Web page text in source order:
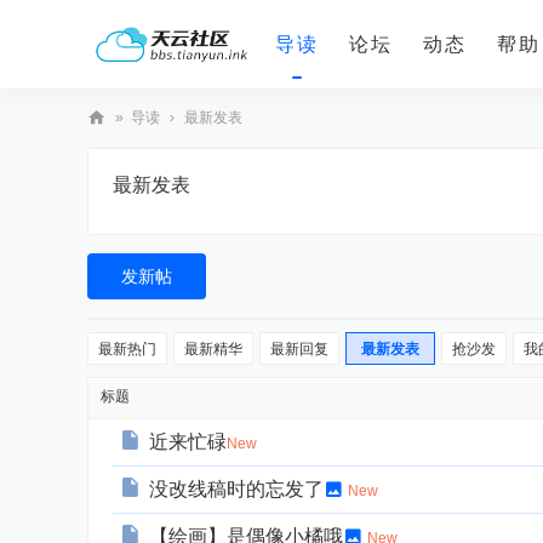
导读 论坛 动态 帮助
区
» 导读 › 最新发表
最新发表
发新帖
最新热门 最新精华 最新回复 最新发表 抢沙发 我
标题
近来忙碌 New
没改线稿时的忘发了 New
【绘画】是偶像小橘哦 New